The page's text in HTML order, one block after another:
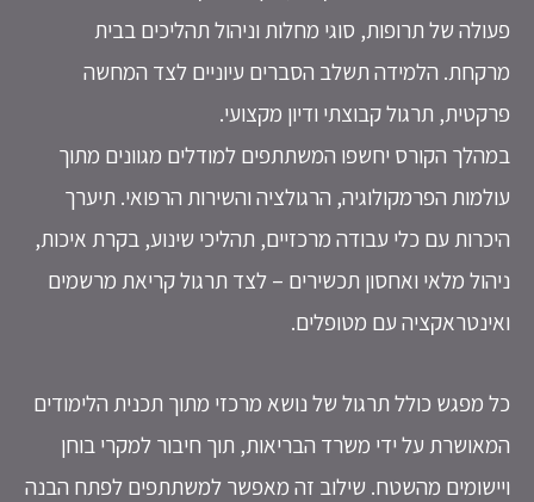
של תרופות, סוגי מחלות וניהול תהליכים בבית
הלמידה תשלב הסברים עיוניים לצד המחשה
תרגול קבוצתי ודיון מקצועי.
הקורס יחשפו המשתתפים למודלים מגוונים מתוך
הפרמקולוגיה, הרגולציה והשירות הרפואי. תיערך
עם כלי עבודה מרכזיים, תהליכי שינוע, בקרת איכות,
מלאי ואחסון תכשירים – לצד תרגול קריאת מרשמים
עם מטופלים.
כולל תרגול של נושא מרכזי מתוך תכנית הלימודים
על ידי משרד הבריאות, תוך חיבור למקרי בוחן
מהשטח. שילוב זה מאפשר למשתתפים לפתח הבנה